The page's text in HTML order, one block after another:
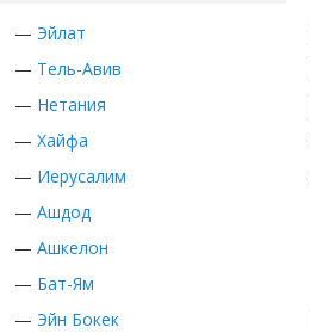
— Эйлат
— Тель-Авив
— Нетания
— Хайфа
— Иерусалим
— Ашдод
— Ашкелон
— Бат-Ям
— Эйн Бокек